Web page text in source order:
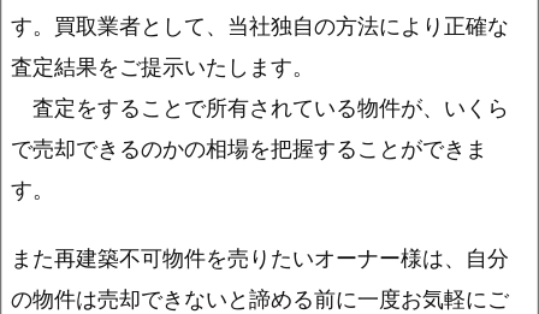
す。買取業者として、当社独自の方法により正確な
査定結果をご提示いたします。
査定をすることで所有されている物件が、いくら
で売却できるのかの相場を把握することができま
す。
また再建築不可物件を売りたいオーナー様は、自分
の物件は売却できないと諦める前に一度お気軽にご